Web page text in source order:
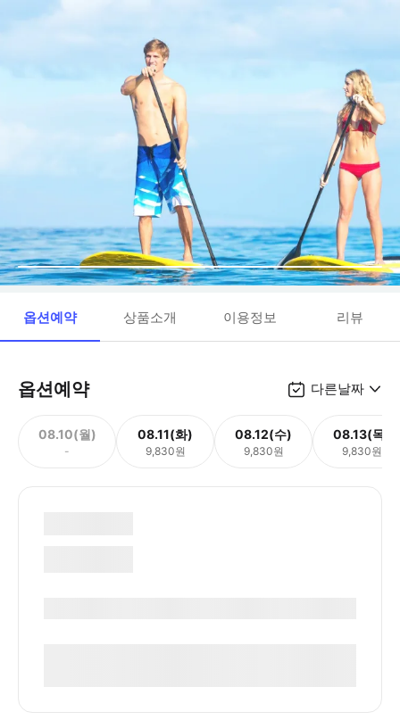
옵션예약 상품소개 이용정보 리뷰
옵션예약 다른날짜
08.10(월)
-
08.11(화)
9,830원
08.12(수)
9,830원
08.13(목)
9,830원